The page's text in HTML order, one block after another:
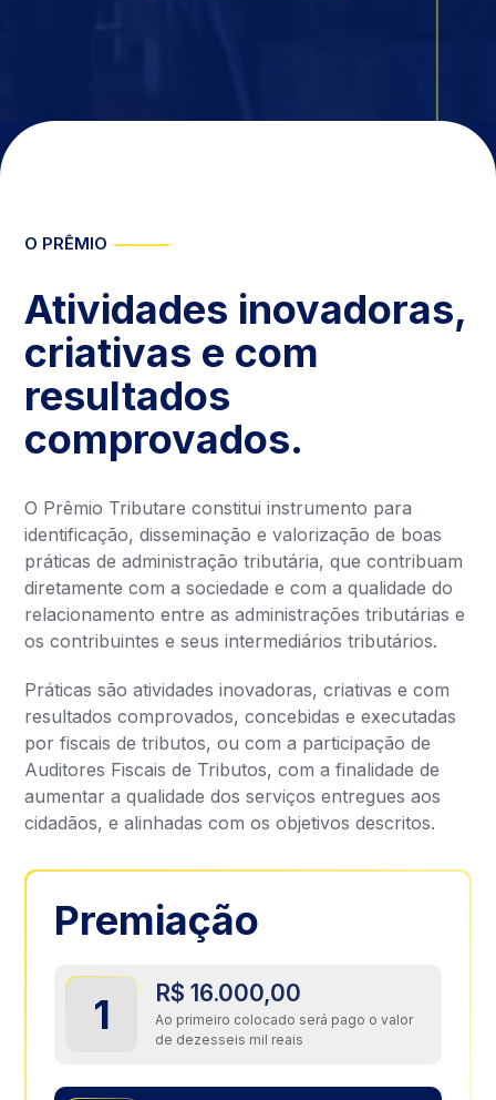
O PRÊMIO
Atividades inovadoras,
criativas e com
resultados
comprovados.
O Prêmio Tributare constitui instrumento para
identificação, disseminação e valorização de boas
práticas de administração tributária, que contribuam
diretamente com a sociedade e com a qualidade do
relacionamento entre as administrações tributárias e
os contribuintes e seus intermediários tributários.
Práticas são atividades inovadoras, criativas e com
resultados comprovados, concebidas e executadas
por fiscais de tributos, ou com a participação de
Auditores Fiscais de Tributos, com a finalidade de
aumentar a qualidade dos serviços entregues aos
cidadãos, e alinhadas com os objetivos descritos.
Premiação
1
R$ 16.000,00
Ao primeiro colocado será pago o valor
de dezesseis mil reais